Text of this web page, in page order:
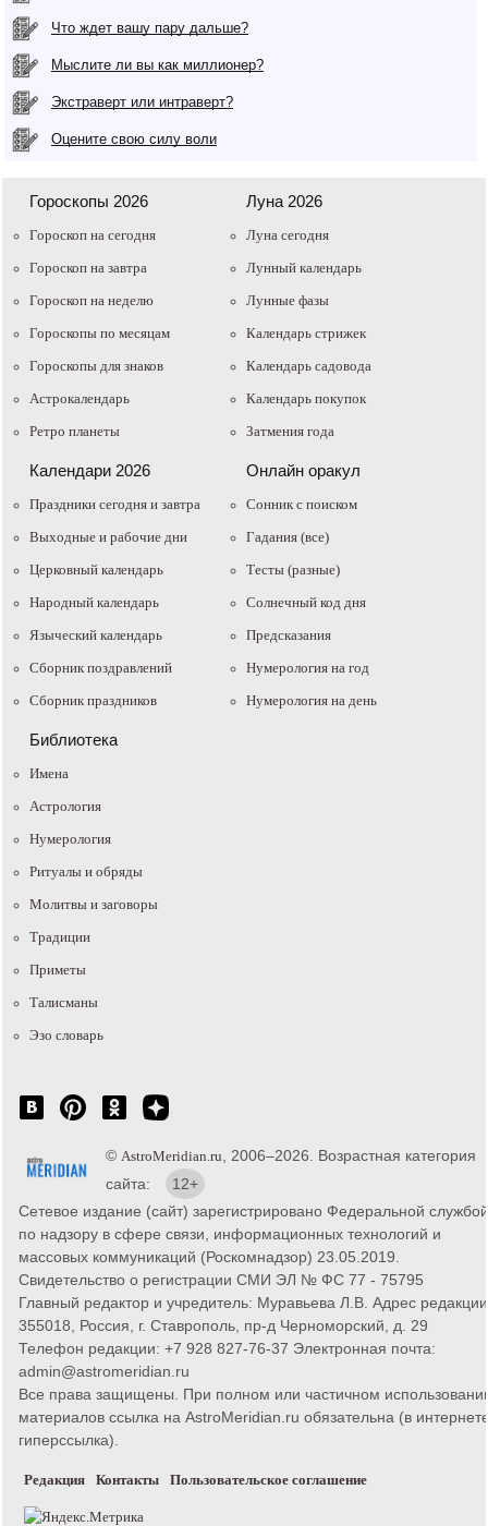
Что ждет вашу пару дальше?
Мыслите ли вы как миллионер?
Экстраверт или интраверт?
Оцените свою силу воли
Гороскопы 2026
Гороскоп на сегодня
Гороскоп на завтра
Гороскоп на неделю
Гороскопы по месяцам
Гороскопы для знаков
Астрокалендарь
Ретро планеты
Луна 2026
Луна сегодня
Лунный календарь
Лунные фазы
Календарь стрижек
Календарь садовода
Календарь покупок
Затмения года
Календари 2026
Праздники сегодня и завтра
Выходные и рабочие дни
Церковный календарь
Народный календарь
Языческий календарь
Сборник поздравлений
Сборник праздников
Онлайн оракул
Cонник с поиском
Гадания (все)
Тесты (разные)
Солнечный код дня
Предсказания
Нумерология на год
Нумерология на день
Библиотека
Имена
Астрология
Нумерология
Ритуалы и обряды
Молитвы и заговоры
Традиции
Приметы
Талисманы
Эзо словарь
© AstroMeridian.ru , 2006–2026. Возрастная категория
сайта:
12+
Сетевое издание (сайт) зарегистрировано Федеральной службой
по надзору в сфере связи, информационных технологий и
массовых коммуникаций (Роскомнадзор) 23.05.2019.
Свидетельство о регистрации СМИ ЭЛ № ФС 77 - 75795
Главный редактор и учредитель: Муравьева Л.В. Адрес
355018, Россия, г. Ставрополь, пр-д Черноморский, д. 29
Телефон редакции: +7 928 827-76-37 Электронная почта:
admin@astromeridian.ru
Все права защищены. При полном или частичном
материалов ссылка на AstroMeridian.ru обязательна (в
гиперссылка).
Редакция Контакты Пользовательское соглашение